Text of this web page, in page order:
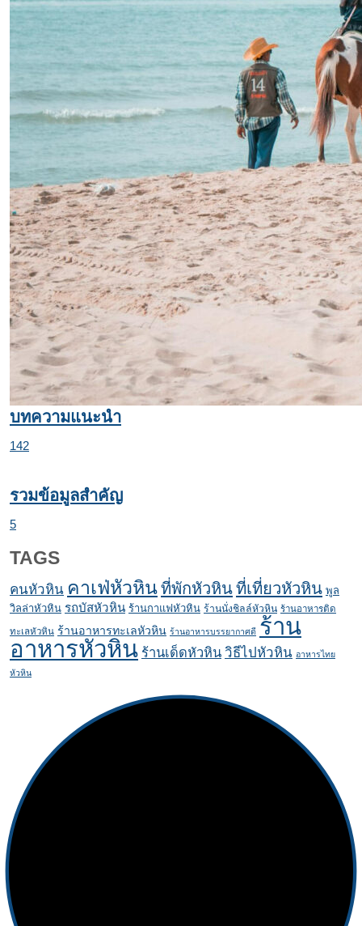
บทความแนะนำ
142
รวมข้อมูลสำคัญ
5
TAGS
คนหัวหิน คาเฟ่หัวหินที่พักหัวหินที่เที่ยวหัวหิน พูล
วิลล่าหัวหิน รถบัสหัวหิน ร้านกาแฟหัวหิน ร้านนั่งชิลล์หัวหิน ร้านอาหารติด
ทะเลหัวหิน ร้านอาหารทะเลหัวหิน ร้านอาหารบรรยากาศดี ร้าน
อาหารหัวหิน ร้านเด็ดหัวหิน วิธีไปหัวหิน อาหารไทย
หัวหิน